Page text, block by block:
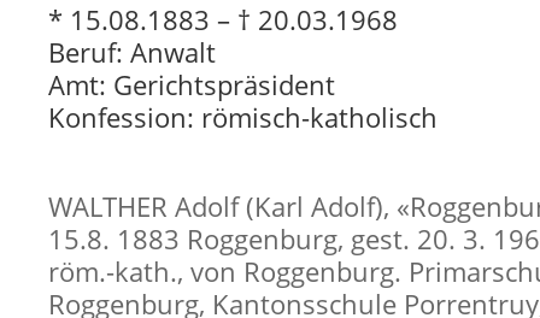
* 15.08.1883 – † 20.03.1968
Beruf: Anwalt
Amt: Gerichtspräsident
Konfession: römisch-katholisch
WALTHER Adolf (Karl Adolf),
15.8. 1883 Roggenburg, gest. 20. 3.
röm.-kath., von Roggenburg.
Roggenburg, Kantonsschule